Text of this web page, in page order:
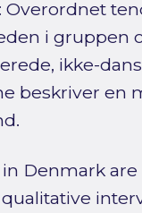
i gruppen
ikke-
beskriver en
Denmark are